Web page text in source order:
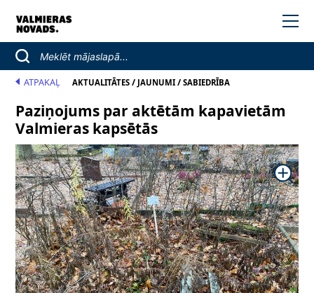
ATPAKAĻ AKTUALITĀTES/ JAUNUMI/ SABIEDRĪBA
Paziņojums par aktētām kapavietām
Valmieras kapsētās